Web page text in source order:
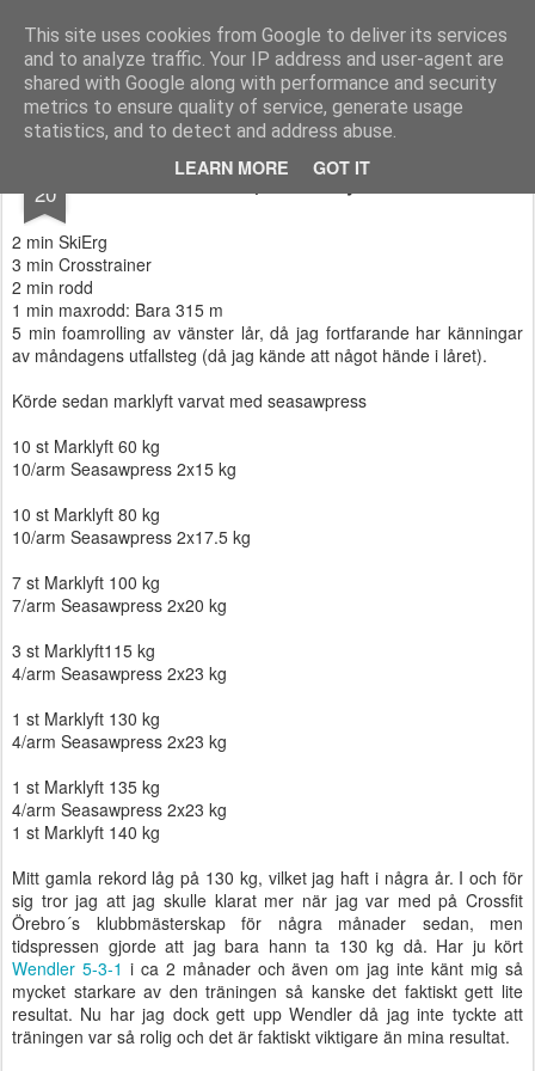
This site uses cookies from Google to deliver its services
and to analyze traffic. Your IP address and user-agent are
shared with Google along with performance and security
metrics to ensure quality of service, generate usage
statistics, and to detect and address abuse.
LEARN MORE GOT IT
Functional Fitness by Mattias - Träningsinspiration & träningsfilmer
Pages
20 PB på marklyft!
2 min SkiErg
3 min Crosstrainer
2 min rodd
1 min maxrodd: Bara 315 m
5 min foamrolling av vänster lår, då jag fortfarande har känningar
av måndagens utfallsteg (då jag kände att något hände i låret).
Körde sedan marklyft varvat med seasawpress
10 st Marklyft 60 kg
10/arm Seasawpress 2x15 kg
10 st Marklyft 80 kg
10/arm Seasawpress 2x17.5 kg
7 st Marklyft 100 kg
7/arm Seasawpress 2x20 kg
3 st Marklyft115 kg
4/arm Seasawpress 2x23 kg
1 st Marklyft 130 kg
4/arm Seasawpress 2x23 kg
1 st Marklyft 135 kg
4/arm Seasawpress 2x23 kg
1 st Marklyft 140 kg
Mitt gamla rekord låg på 130 kg, vilket jag haft i några år. I och för
sig tror jag att jag skulle klarat mer när jag var med på Crossfit
Örebro´s klubbmästerskap för några månader sedan, men
tidspressen gjorde att jag bara hann ta 130 kg då. Har ju kört
Wendler 5-3-1 i ca 2 månader och även om jag inte känt mig så
mycket starkare av den träningen så kanske det faktiskt gett lite
resultat. Nu har jag dock gett upp Wendler då jag inte tyckte att
träningen var så rolig och det är faktiskt viktigare än mina resultat.